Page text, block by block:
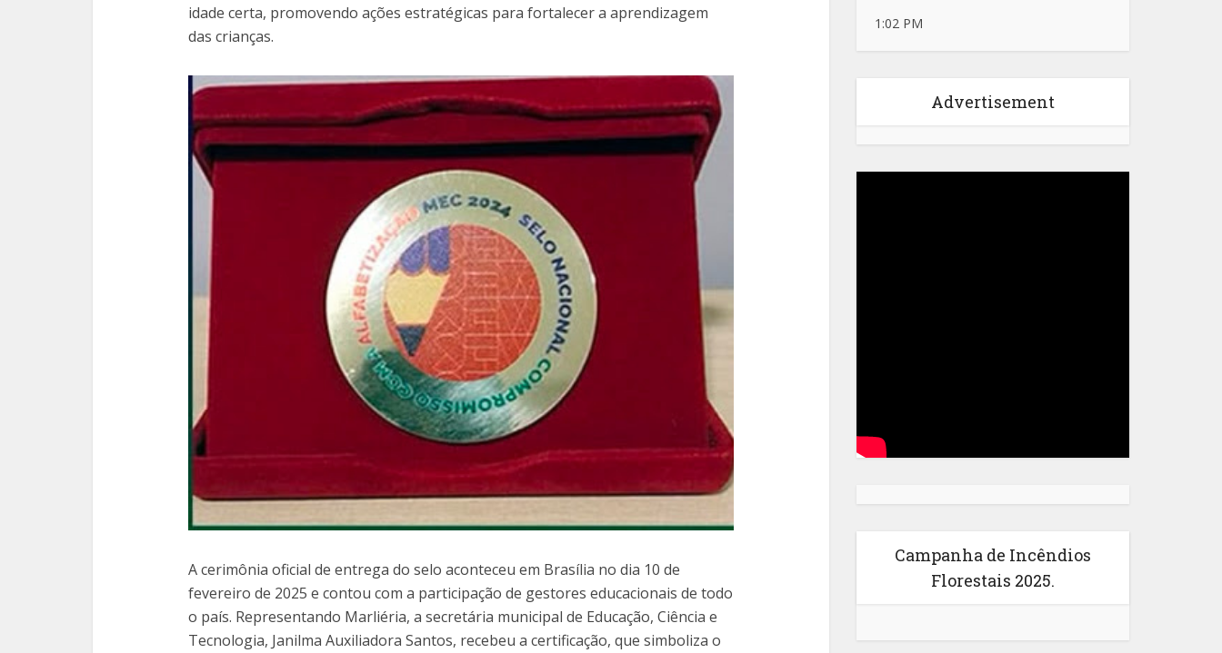
idade certa, promovendo ações estratégicas para fortalecer a aprendizagem
das crianças.
A cerimônia oficial de entrega do selo aconteceu em Brasília no dia 10 de
fevereiro de 2025 e contou com a participação de gestores educacionais de todo
o país. Representando Marliéria, a secretária municipal de Educação, Ciência e
Tecnologia, Janilma Auxiliadora Santos, recebeu a certificação, que simboliza o
1:02 PM
Advertisement
Campanha de Incêndios
Florestais 2025.